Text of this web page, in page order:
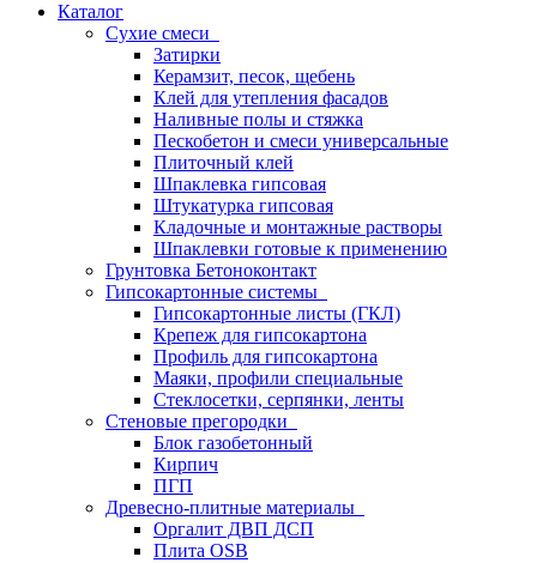
Каталог
Сухие смеси
Затирки
Керамзит, песок, щебень
Клей для утепления фасадов
Наливные полы и стяжка
Пескобетон и смеси универсальные
Плиточный клей
Шпаклевка гипсовая
Штукатурка гипсовая
Кладочные и монтажные растворы
Шпаклевки готовые к применению
Грунтовка Бетоноконтакт
Гипсокартонные системы
Гипсокартонные листы (ГКЛ)
Крепеж для гипсокартона
Профиль для гипсокартона
Маяки, профили специальные
Стеклосетки, серпянки, ленты
Стеновые прегородки
Блок газобетонный
Кирпич
ПГП
Древесно-плитные материалы
Оргалит ДВП ДСП
Плита OSB